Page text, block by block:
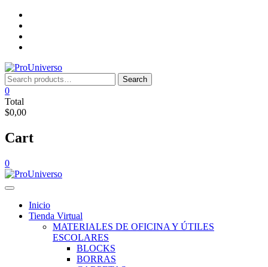
Saltar
contenido
deseos
Search
for:
Search
0
Total
$0,00
Cart
0
Inicio
Tienda Virtual
MATERIALES DE OFICINA Y ÚTILES
ESCOLARES
BLOCKS
BORRAS